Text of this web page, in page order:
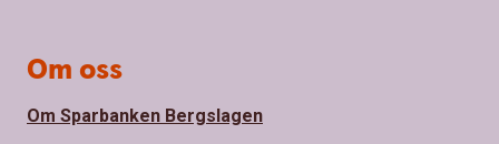
Om oss
Om Sparbanken Bergslagen